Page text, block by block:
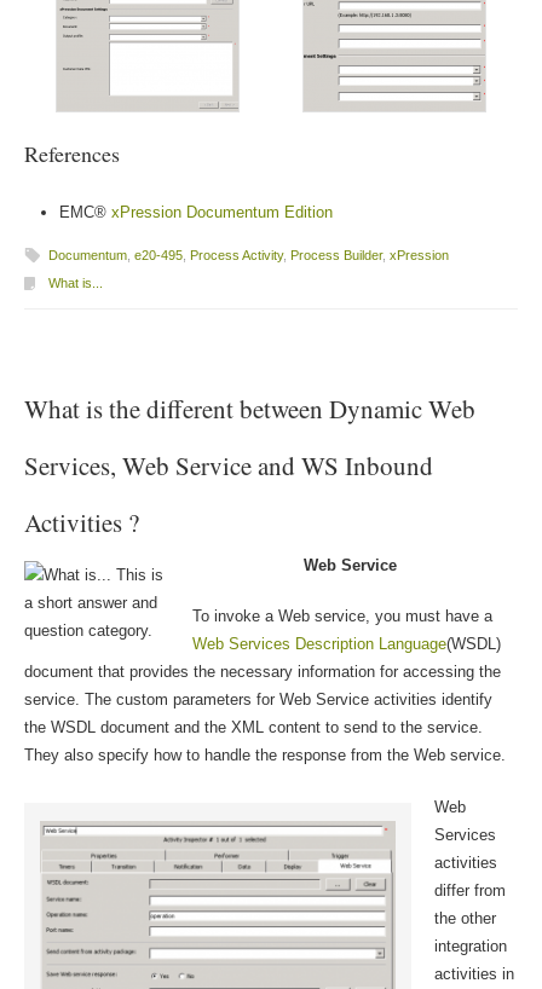
References
EMC®xPression Documentum Edition
Documentum, e20-495, Process Activity, Process Builder, xPression
What is...
What is the different between Dynamic Web
Services, Web Service and WS Inbound
Activities ?
Web Service
To invoke a Web service, you must have a
Web Services Description Language(WSDL)
document that provides the necessary information for accessing the
service. The custom parameters for Web Service activities identify
the WSDL document and the XML content to send to the service.
They also specify how to handle the response from the Web service.
Web
Services
activities
differ from
the other
integration
activities in